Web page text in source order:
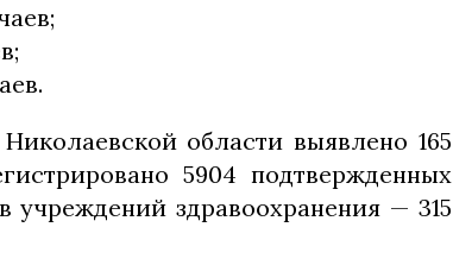
области выявлено 165
5904 подтвержденных
учреждений здравоохранения — 315